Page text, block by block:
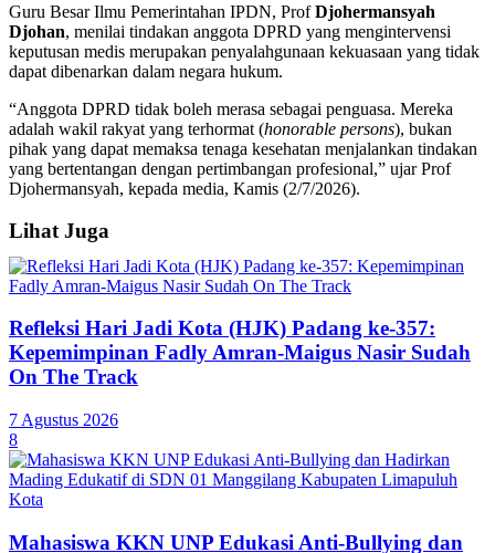
Guru Besar Ilmu Pemerintahan IPDN, ProfDjohermansyah
Djohan, menilai tindakan anggota DPRD yang mengintervensi
keputusan medis merupakan penyalahgunaan kekuasaan yang tidak
dapat dibenarkan dalam negara hukum.
“Anggota DPRD tidak boleh merasa sebagai penguasa. Mereka
adalah wakil rakyat yang terhormat (honorable persons), bukan
pihak yang dapat memaksa tenaga kesehatan menjalankan tindakan
yang bertentangan dengan pertimbangan profesional,” ujar Prof
Djohermansyah, kepada media, Kamis (2/7/2026).
Lihat Juga
Refleksi Hari Jadi Kota (HJK) Padang ke-357:
Kepemimpinan Fadly Amran-Maigus Nasir Sudah
On The Track
7 Agustus 2026
8
Mahasiswa KKN UNP Edukasi Anti-Bullying dan